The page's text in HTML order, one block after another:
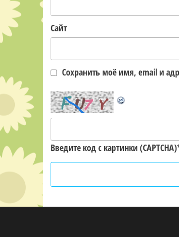
Сайт
Сохранить моё имя, email и
Введите код с картинки (CAPTCHA)